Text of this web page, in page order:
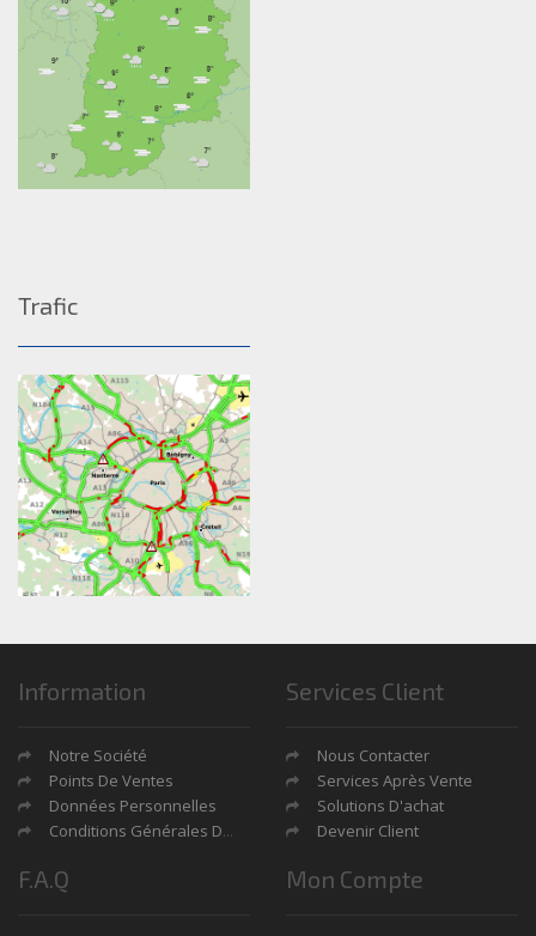
Trafic
Information
Notre Société
Points De Ventes
Données Personnelles
Conditions Générales De Ventes
Services Client
Nous Contacter
Services Après Vente
Solutions D'achat
Devenir Client
F.A.Q Mon Compte